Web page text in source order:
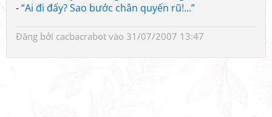
-“Ai đi đấy? Sao bước chân quyến rũ!...”
Đăng bởi cacbacrabot vào 31/07/2007 13:47